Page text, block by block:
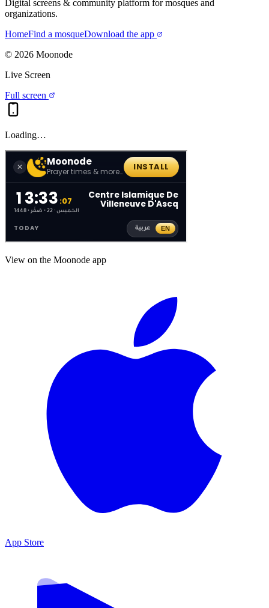
Digital screens & community platform for mosques and
organizations.
HomeFind a mosqueDownload the app
© 2026 Moonode
Live Screen
Full screen
Loading…
View on the Moonode app
App Store